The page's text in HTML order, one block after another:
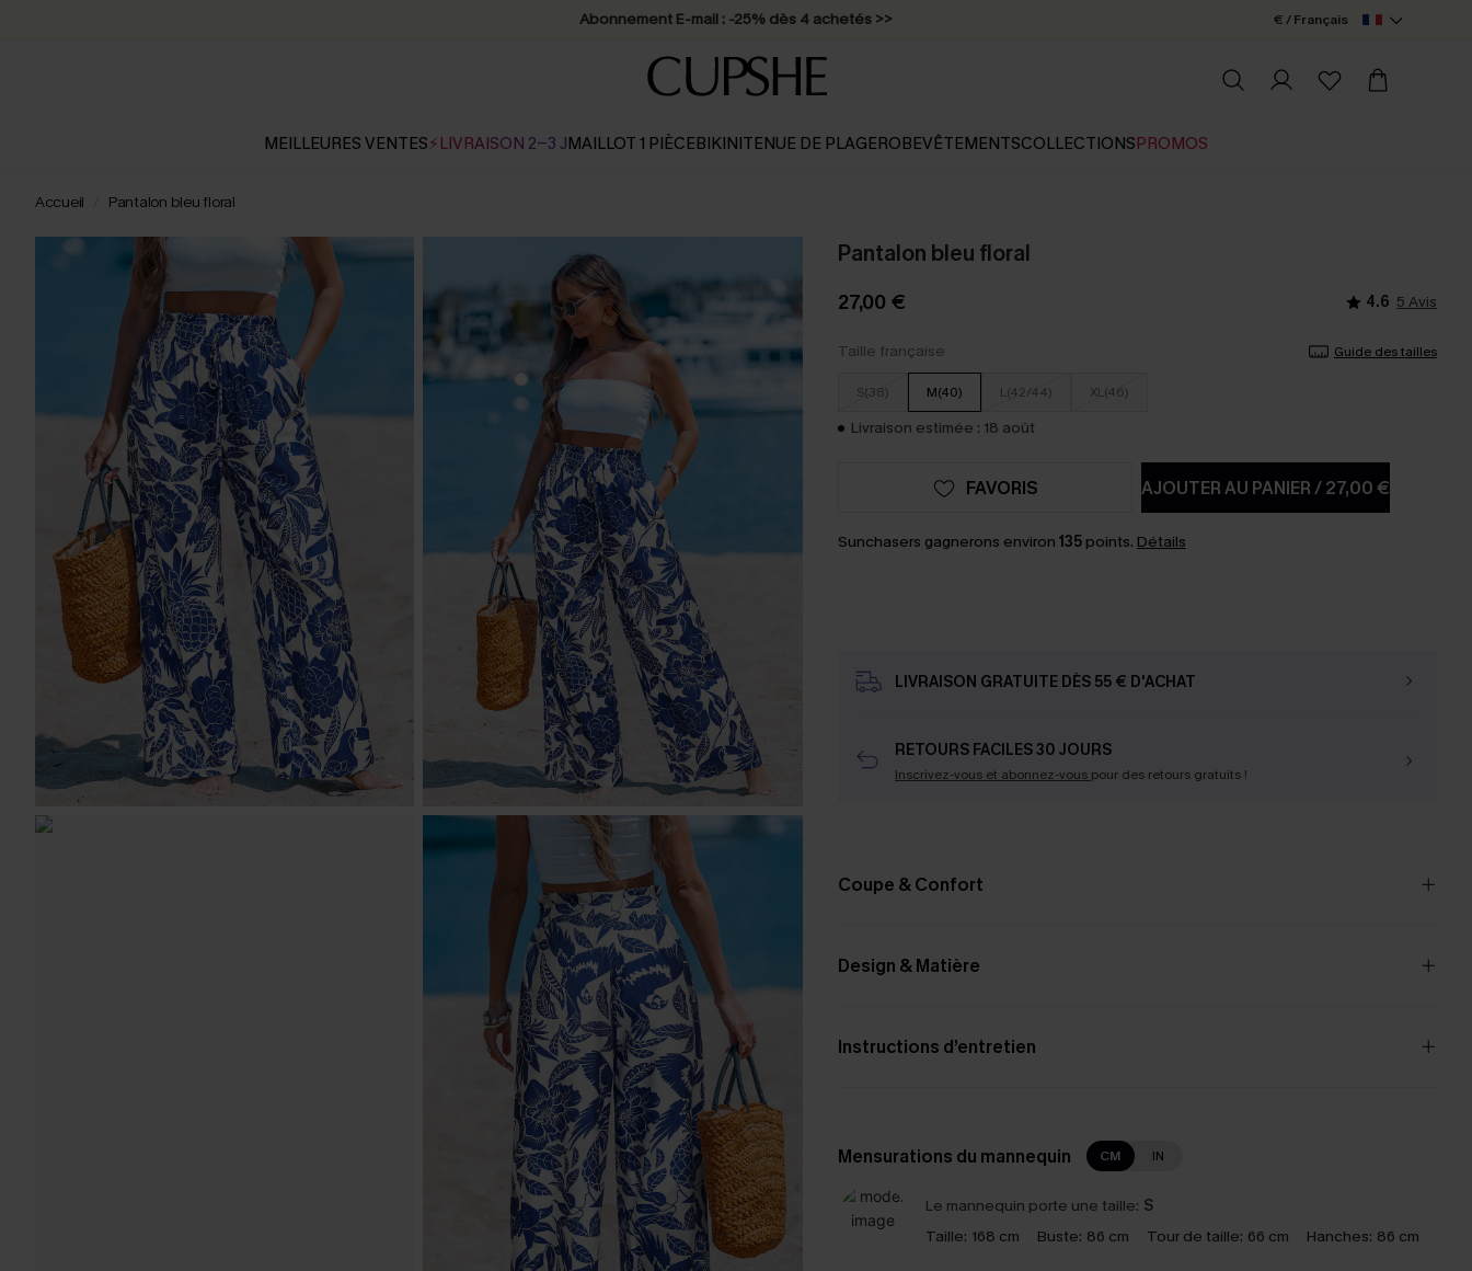
* Livraison éclair 2-3 jours ouvrés >> € / Français
MEILLEURES VENTES⚡LIVRAISON 2-3 JMAILLOT 1 PIÈCEBIKINITENUE DE PLAGEROBEVÊTEMENTSCOLLECTIONSPROMOS
Accueil Pantalon bleu floral
Pantalon bleu floral
27,00 € 4.6 5 Avis
Taille française Guide des tailles
S(38) M(40) L(42/44) XL(46)
Livraison estimée : 18 août
AJOUTER AU PANIER/27,00 €
FAVORIS
Sunchasers gagnerons environ 135points. Détails
LIVRAISON GRATUITE DÈS 55 € D'ACHAT
RETOURS FACILES 30 JOURS
Inscrivez-vous et abonnez-vous pour des retours gratuits !
Coupe & Confort
Design & Matière
Instructions d’entretien
Mensurations du mannequin CM IN
Le mannequin porte une taille: S
Taille: 168 cm Buste: 86 cm Tour de taille: 66 cm Hanches: 86 cm